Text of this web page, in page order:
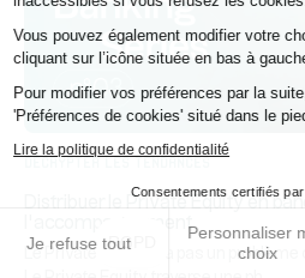
Vous pouvez également modifier votre
cliquant sur l’icône située en bas à
Pour modifier vos préférences par la
'Préférences de cookies' situé dans le
Lire la politique de confidentialité
Consentements certifiés
Je refuse tout
Personnaliser
choix
RGPD
Décrypter les tendances
Distribuer le Private Equity en
l’accompagnement
Le Private Equity n’a pas un